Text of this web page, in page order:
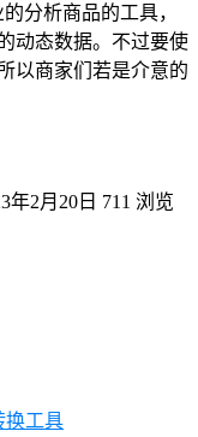
分析商品的工具，
动态数据。不过要使
以商家们若是介意的
年2月20日 711 浏览
换工具